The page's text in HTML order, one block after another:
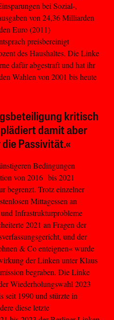
bei Sozial-,
von 24,36 Milliarden
Euro (2011)
preisbereinigt
des Haushaltes. Die Linke
dafür abgestraft und hat ihr
Wahlen von 2001 bis heute
kritisch
damit aber
Passivität.«
Bedingungen
von 2016 bis 2021
begrenzt. Trotz einzelner
Mittagessen an
Infrastrukturprobleme
2021 an Fragen der
und der
& Co enteignen« wurde
der Linken unter Klaus
begraben. Die Linke
Wiederholungswahl 2023
seit 1990 und stürzte in
diese letzte